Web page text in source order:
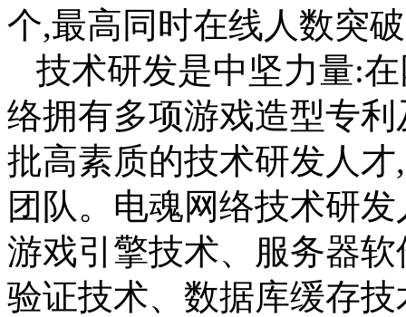
个,最高同时在线人数突
技术研发是中坚力量:
络拥有多项游戏造型专
批高素质的技术研发人
团队。电魂网络技术研
游戏引擎技术、服务器
验证技术、数据库缓存